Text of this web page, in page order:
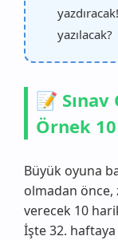
yazılacak?
📝
Örnek
Büyük oyuna
olmadan önce,
verecek 10
İşte 32.